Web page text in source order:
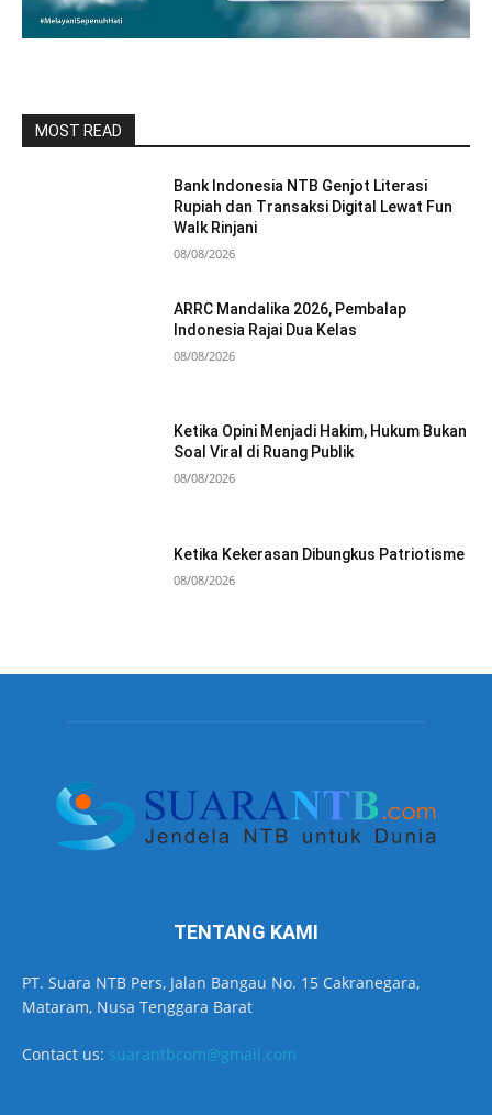
MOST READ
Bank Indonesia NTB Genjot Literasi
Rupiah dan Transaksi Digital Lewat Fun
Walk Rinjani
08/08/2026
ARRC Mandalika 2026, Pembalap
Indonesia Rajai Dua Kelas
08/08/2026
Ketika Opini Menjadi Hakim, Hukum Bukan
Soal Viral di Ruang Publik
08/08/2026
Ketika Kekerasan Dibungkus Patriotisme
08/08/2026
TENTANG KAMI
PT. Suara NTB Pers, Jalan Bangau No. 15 Cakranegara,
Mataram, Nusa Tenggara Barat
Contact us: suarantbcom@gmail.com